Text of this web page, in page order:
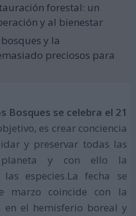
forestal: un
y al bienestar
y la
preciosos para
Bosques se celebra el 21
es crear conciencia
y preservar todas las
planeta y con ello la
especies.La fecha se
marzo coincide con la
el hemisferio boreal y